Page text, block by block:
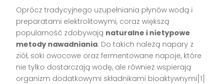
Oprócz tradycyjnego uzupełniania płynów wodą i
preparatami elektrolitowymi, coraz większą
popularność zdobywają naturalne i nietypowe
metody nawadniania. Do takich należą napary z
ziół, soki owocowe oraz fermentowane napoje, które
nie tylko dostarczają wodę, ale również wspierają
organizm dodatkowymi składnikami bioaktywnymi[1]